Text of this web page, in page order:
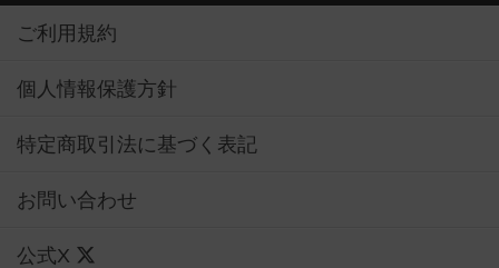
ご利用規約
個人情報保護方針
特定商取引法に基づく表記
お問い合わせ
公式X